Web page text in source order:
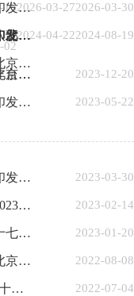
2026-03-30
北京市丰台区人民政府办公室关于印发《美丽丰台建设2026年行动计划》的通知
2026-03-27
北京市丰台区人民政府办公室关于印发《丰台区2026年重要民生实事项目》的通知
16
北京市丰台区人民政府办公室关于印发《北京市丰台区突发事件应急预案管理办法》的通知
北京市丰台区人民政府办公室关于印发《推进美丽丰台建设 持续深入打好污染防治攻坚战2025年行动计划》的通知
北京市丰台区发展和改革委员会等八部门关于印发《丰台区关于进一步深化改革优化营商环境促进合作发展的若干措施》的通知 2024-08-19
中关村科技园区丰台园管理委员会、北京市丰台区科学技术和信息化局关于联合印发《关于促进丰台区低空经济产业高质量发展的指导意见（2024—2026年）》的通知
2024-04-22
北京市丰台区人民政府关于印发《北京市丰台区生态文明建设规划 （2023-2035年）》的通知
02
北京市丰台区人民政府关于印发《丰台区人民政府工作规则》的通知 2023-12-20
北京市丰台区人民政府关于印发《北京市丰台区空气重污染应急预案（2023年修订）》的通知
2023-05-22
北京市丰台区人民政府办公室关于印发《丰台区推行“一业一证”改革工作方案》的通知
2023-03-30
北京市丰台区人民政府办公室关于印发《丰台区2023年重要民生实事项目》的通知
2023-02-14
北京市丰台区人民政府关于印发《2023年区政府工作报告重点任务分工方案》的通知
2023-01-20
北京市丰台区人民政府关于印发区十七届人大三次会议审议批准的《北京市丰台区人民政府工作报告》的通知
2022-08-08
北京市丰台区人民政府关于印发《北京市丰台区突发事件总体应急预案》的通知
2022-07-04
北京市丰台区人民政府关于印发《“十四五”时期打造首都高品质生活服务供给重要保障区发展建设规划》的通知